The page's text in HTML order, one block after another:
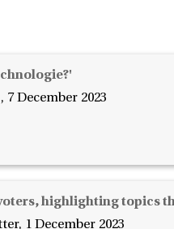
December 2023
highlighting topics
1 December 2023